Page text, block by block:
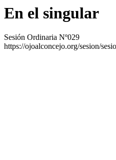
En el singular
Sesión Ordinaria Nº029
https://ojoalconcejo.org/sesion/